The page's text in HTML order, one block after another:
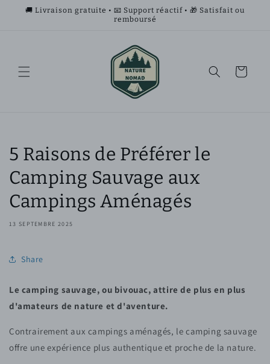
passer
🚚 Livraison gratuite • 📧 Support réactif • 🎁 Satisfait ou
remboursé
Panier
5 Raisons de Préférer le
Camping Sauvage aux
Campings Aménagés
13 SEPTEMBRE 2025
Share
Le camping sauvage, ou bivouac, attire de plus en plus
d'amateurs de nature et d'aventure.
Contrairement aux campings aménagés, le camping sauvage
offre une expérience plus authentique et proche de la nature.